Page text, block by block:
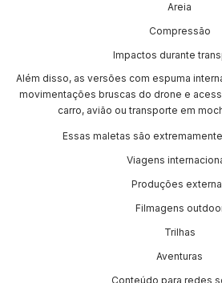
Areia
Compressão
Impactos durante
Além disso, as versões com espuma
movimentações bruscas do drone e
carro, avião ou transporte em
Essas maletas são
Viagens
Produções
Filmagens
Trilhas
Aventuras
Conteúdo para redes